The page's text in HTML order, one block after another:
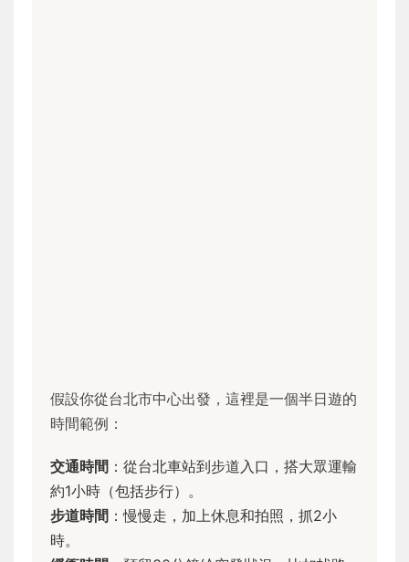
假設你從台北市中心出發，這裡是一個半日遊的
時間範例：
交通時間 ：從台北車站到步道入口，搭大眾運輸
約1小時（包括步行）。
步道時間 ：慢慢走，加上休息和拍照，抓2小
時。